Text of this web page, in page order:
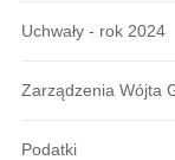
Uchwały - rok 2024
Zarządzenia Wójta
Podatki